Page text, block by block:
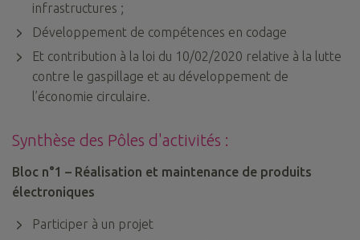
infrastructures ;
Développement de compétences en codage
Et contribution à la loi du 10/02/2020 relative à la lutte
contre le gaspillage et au développement de
l’économie circulaire.
Synthèse des Pôles d'activités :
Bloc n°1 – Réalisation et maintenance de produits
électroniques
Participer à un projet